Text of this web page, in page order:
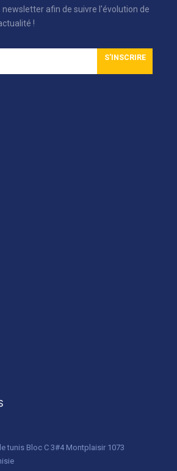
newsletter afin de suivre l'évolution de
!
S'INSCRIRE
tunis Bloc C 3#4 Montplaisir 1073